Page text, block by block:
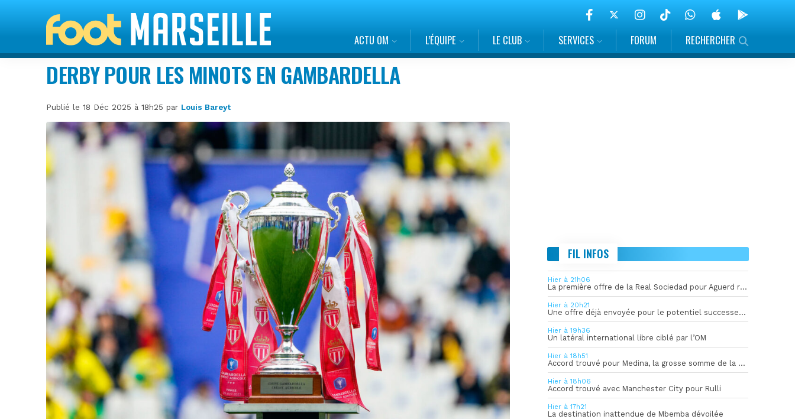
ACTU OM L’ÉQUIPE LE CLUB SERVICES FORUM RECHERCHER
DERBY POUR LES MINOTS EN GAMBARDELLA
Publié le 18 Déc 2025 à 18h25 par Louis Bareyt
FIL INFOS
Hier à 21h06
La première offre de la Real Sociedad pour Aguerd refusée par l’OM
Hier à 20h21
Une offre déjà envoyée pour le potentiel successeur de Rulli
Hier à 19h36
Un latéral international libre ciblé par l’OM
Hier à 18h51
Accord trouvé pour Medina, la grosse somme de la vente dévoilée
Hier à 18h06
Accord trouvé avec Manchester City pour Rulli
Hier à 17h21
La destination inattendue de Mbemba dévoilée